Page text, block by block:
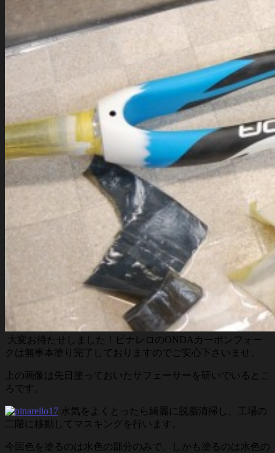
大変お待たせしました！ピナレロのONDAカーボンフォー
クは無事本塗り完了しておりますのでご安心下さいませ。
上の画像は先日塗っておいたサフェーサーを研いでいるとこ
ろです。
水気をよくとったら綺麗に脱脂清掃し、工場の
二階に移動してマスキングを行います。
今回色を塗るのは水色の部分のみで、しかも塗るのは水色の